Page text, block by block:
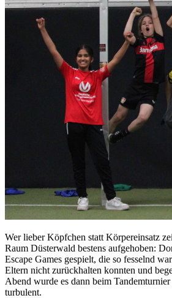
Wer lieber Köpfchen statt Körpereinsatz
Raum Düsterwald bestens aufgehoben:
Escape Games gespielt, die so fesselnd
Eltern nicht zurückhalten konnten und
Abend wurde es dann beim
turbulent.